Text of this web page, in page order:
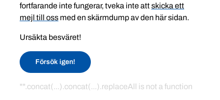
fortfarande inte fungerar, tveka inte attskicka ett
mejl till oss med en skärmdump av den här sidan.
Ursäkta besväret!
Försök igen!
"".concat(...).concat(...).replaceAll is not a function